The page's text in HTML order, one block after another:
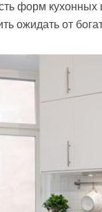
форм
ожидать от